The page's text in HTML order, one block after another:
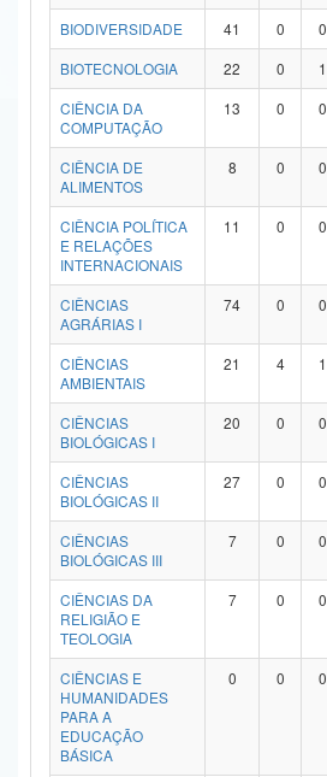
Advocacia-Geral da União
Banco Central do Brasil
BIODIVERSIDADE 41 0 0
BIOTECNOLOGIA
22 0 1
CIÊNCIA DA
COMPUTAÇÃO
13 0 0
CIÊNCIA DE
ALIMENTOS
8 0 0
CIÊNCIA POLÍTICA
E RELAÇÕES
INTERNACIONAIS
11 0 0
CIÊNCIAS
AGRÁRIAS I
74 0 0
CIÊNCIAS
AMBIENTAIS
21 4 1
CIÊNCIAS
BIOLÓGICAS I
20 0 0
CIÊNCIAS
BIOLÓGICAS II
27 0 0
CIÊNCIAS
BIOLÓGICAS III
7 0 0
CIÊNCIAS DA
RELIGIÃO E
TEOLOGIA
7 0 0
CIÊNCIAS E
HUMANIDADES
PARA A
EDUCAÇÃO
BÁSICA
0 0 0